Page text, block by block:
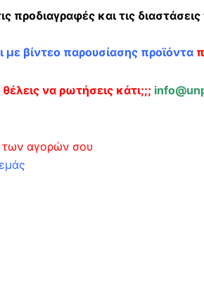
προδιαγραφές και τις
με βίντεο παρουσίασης προϊόντα
να ρωτήσεις κάτι;;;
των αγορών σου